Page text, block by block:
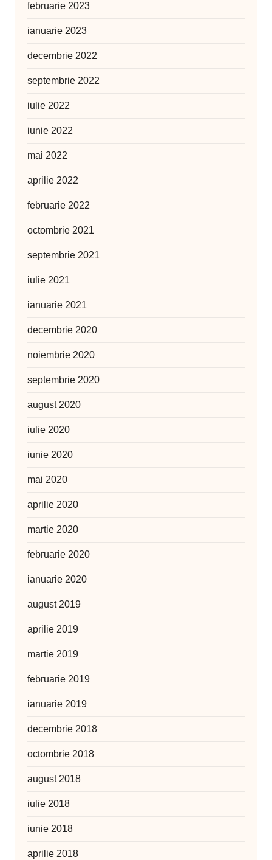
februarie 2023
ianuarie 2023
decembrie 2022
septembrie 2022
iulie 2022
iunie 2022
mai 2022
aprilie 2022
februarie 2022
octombrie 2021
septembrie 2021
iulie 2021
ianuarie 2021
decembrie 2020
noiembrie 2020
septembrie 2020
august 2020
iulie 2020
iunie 2020
mai 2020
aprilie 2020
martie 2020
februarie 2020
ianuarie 2020
august 2019
aprilie 2019
martie 2019
februarie 2019
ianuarie 2019
decembrie 2018
octombrie 2018
august 2018
iulie 2018
iunie 2018
aprilie 2018